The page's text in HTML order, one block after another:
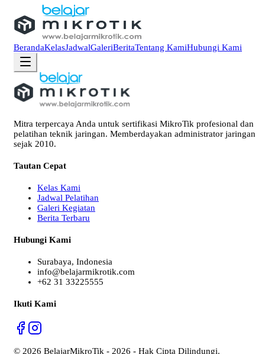
BerandaKelasJadwalGaleriBeritaTentang KamiHubungi Kami
Mitra terpercaya Anda untuk sertifikasi MikroTik profesional dan
pelatihan teknik jaringan. Memberdayakan administrator jaringan
sejak 2010.
Tautan Cepat
Kelas Kami
Jadwal Pelatihan
Galeri Kegiatan
Berita Terbaru
Hubungi Kami
Surabaya, Indonesia
info@belajarmikrotik.com
+62 31 33225555
Ikuti Kami
© 2026 BelajarMikroTik - 2026 - Hak Cipta Dilindungi.